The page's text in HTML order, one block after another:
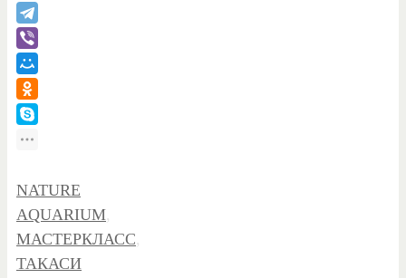
NATURE
AQUARIUM,
МАСТЕРКЛАСС,
ТАКАСИ